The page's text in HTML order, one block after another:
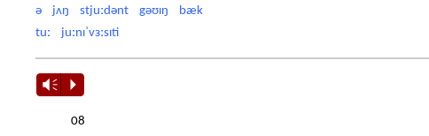
ə jʌŋ stjuːdənt gəʊɪŋ bæk
tuː juːnɪˈvɜːsɪti
Vm P
08